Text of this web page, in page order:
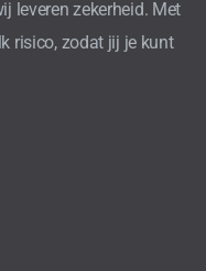
leveren zekerheid. Met
risico, zodat jij je kunt